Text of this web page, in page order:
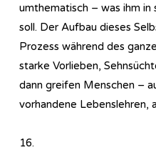
umthematisch – was ihm
soll. Der Aufbau dieses
Prozess während des
starke Vorlieben,
dann greifen Menschen –
vorhandene Lebenslehren,
16.